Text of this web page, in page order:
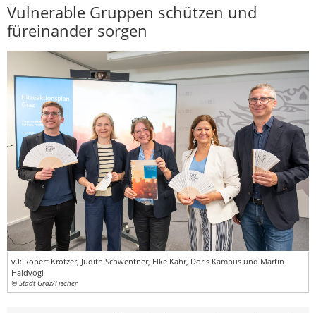
Vulnerable Gruppen schützen und
füreinander sorgen
v.l: Robert Krotzer, Judith Schwentner, Elke Kahr, Doris Kampus und Martin
Haidvogl
© Stadt Graz/Fischer